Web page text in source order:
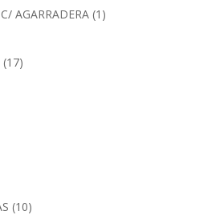
AGARRADERA (1)
(17)
(10)